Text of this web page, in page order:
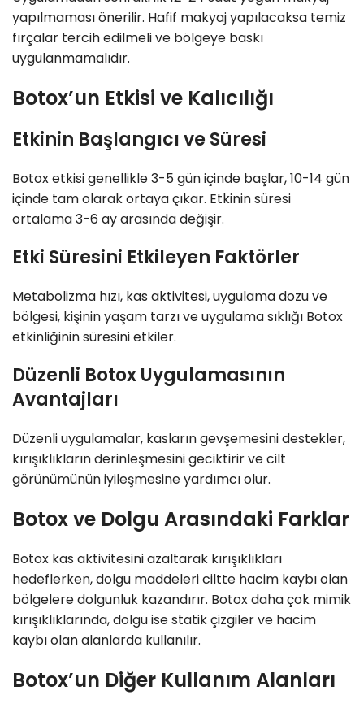
yapılmaması önerilir. Hafif makyaj yapılacaksa temiz
fırçalar tercih edilmeli ve bölgeye baskı
uygulanmamalıdır.
Botox’un Etkisi ve Kalıcılığı
Etkinin Başlangıcı ve Süresi
Botox etkisi genellikle 3-5 gün içinde başlar, 10-14 gün
içinde tam olarak ortaya çıkar. Etkinin süresi
ortalama 3-6 ay arasında değişir.
Etki Süresini Etkileyen Faktörler
Metabolizma hızı, kas aktivitesi, uygulama dozu ve
bölgesi, kişinin yaşam tarzı ve uygulama sıklığı Botox
etkinliğinin süresini etkiler.
Düzenli Botox Uygulamasının
Avantajları
Düzenli uygulamalar, kasların gevşemesini destekler,
kırışıklıkların derinleşmesini geciktirir ve cilt
görünümünün iyileşmesine yardımcı olur.
Botox ve Dolgu Arasındaki Farklar
Botox kas aktivitesini azaltarak kırışıklıkları
hedeflerken, dolgu maddeleri ciltte hacim kaybı olan
bölgelere dolgunluk kazandırır. Botox daha çok mimik
kırışıklıklarında, dolgu ise statik çizgiler ve hacim
kaybı olan alanlarda kullanılır.
Botox’un Diğer Kullanım Alanları